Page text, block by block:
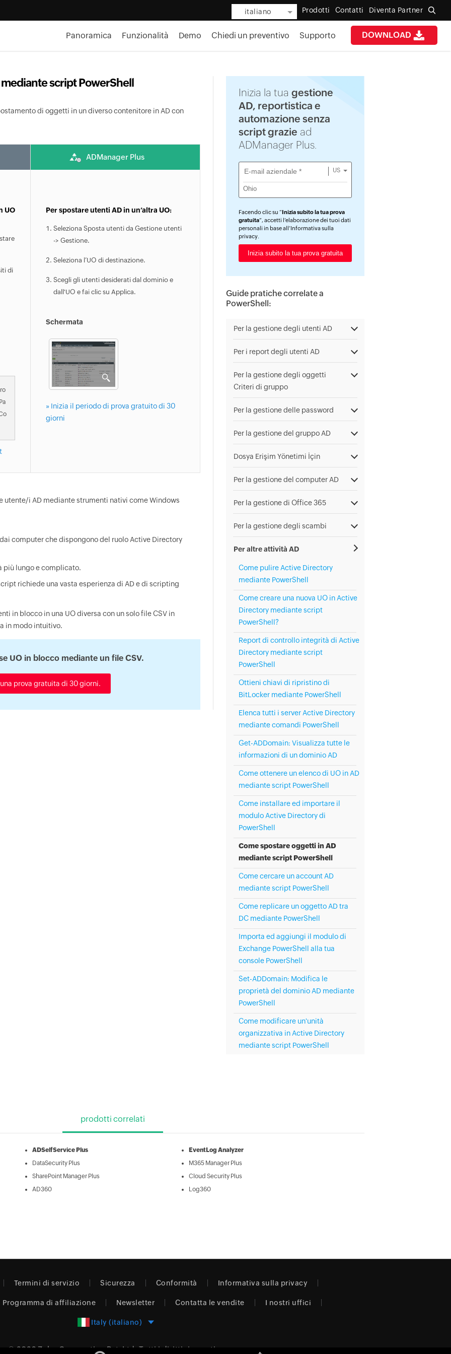
italiano Prodotti Contatti Diventa Partner
DOWNLOAD
Panoramica Funzionalità Demo Chiedi un preventivo Supporto
script PowerShell
di oggetti in un diverso contenitore in AD con
UO
di
ADManager Plus
Per spostare utenti AD in un’altra UO:
Seleziona Sposta utenti da Gestione utenti
-> Gestione.
Seleziona l’UO di destinazione.
Scegli gli utenti desiderati dal dominio e
dall'UO e fai clic su Applica.
Schermata
» Inizia il periodo di prova gratuito di 30
giorni
utente/i AD mediante strumenti nativi come Windows
computer che dispongono del ruolo Active Directory
più lungo e complicato.
richiede una vasta esperienza di AD e di scripting
in blocco in una UO diversa con un solo file CSV in
in modo intuitivo.
UO in blocco mediante un file CSV.
prova gratuita di 30 giorni.
Inizia la tua gestione
AD, reportistica e
automazione senza
script grazie ad
ADManager Plus.
US
Facendo clic su “Inizia subito la tua prova
gratuita”, accetti l’elaborazione dei tuoi dati
personali in base all’Informativa sulla
privacy
Guide pratiche correlate a
PowerShell:
Per la gestione degli utenti AD
Per i report degli utenti AD
Per la gestione degli oggetti
Criteri di gruppo
Per la gestione delle password
Per la gestione del gruppo AD
Dosya Erişim Yönetimi İçin
Per la gestione del computer AD
Per la gestione di Office 365
Per la gestione degli scambi
Per altre attività AD
Come pulire Active Directory
mediante PowerShell
Come creare una nuova UO in Active
Directory mediante script
PowerShell?
Report di controllo integrità di Active
Directory mediante script
PowerShell
Ottieni chiavi di ripristino di
BitLocker mediante PowerShell
Elenca tutti i server Active Directory
mediante comandi PowerShell
Get-ADDomain: Visualizza tutte le
informazioni di un dominio AD
Come ottenere un elenco di UO in AD
mediante script PowerShell
Come installare ed importare il
modulo Active Directory di
PowerShell
Come spostare oggetti in AD
mediante script PowerShell
Come cercare un account AD
mediante script PowerShell
Come replicare un oggetto AD tra
DC mediante PowerShell
Importa ed aggiungi il modulo di
Exchange PowerShell alla tua
console PowerShell
Set-ADDomain: Modifica le
proprietà del dominio AD mediante
PowerShell
Come modificare un'unità
organizzativa in Active Directory
mediante script PowerShell
prodotti correlati
ADSelfService Plus
DataSecurity Plus
SharePoint Manager Plus
AD360
EventLog Analyzer
M365 Manager Plus
Cloud Security Plus
Log360
Termini di servizio Sicurezza Conformità Informativa sulla privacy
Programma di affiliazione Newsletter Contatta le vendite I nostri uffici
Italy (italiano)
© 2026 Zoho Corporation Pvt. Ltd. Tutti i diritti riservati.